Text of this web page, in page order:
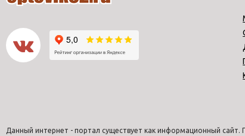
Данный интернет - портал существует как информационный